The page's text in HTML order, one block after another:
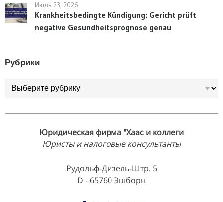
Июль 23, 2026
Krankheitsbedingte Kündigung: Gericht prüft
negative Gesundheitsprognose genau
Рубрики
Рубрики
Юридическая фирма "Хаас и коллеги
Юристы и налоговые консультанты
Рудольф-Дизель-Штр. 5
D - 65760 Эшборн